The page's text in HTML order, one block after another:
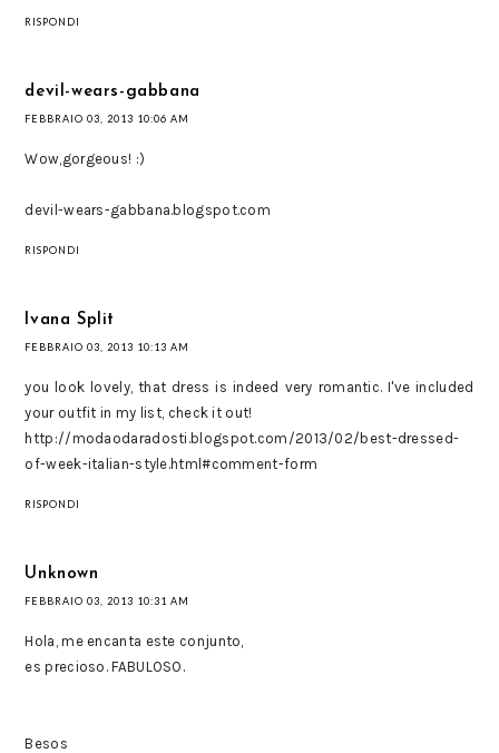
RISPONDI
devil-wears-gabbana
FEBBRAIO 03, 2013 10:06 AM
Wow,gorgeous! :)
devil-wears-gabbana.blogspot.com
RISPONDI
Ivana Split
FEBBRAIO 03, 2013 10:13 AM
you look lovely, that dress is indeed very romantic. I've included
your outfit in my list, check it out!
http://modaodaradosti.blogspot.com/2013/02/best-dressed-
of-week-italian-style.html#comment-form
RISPONDI
Unknown
FEBBRAIO 03, 2013 10:31 AM
Hola, me encanta este conjunto,
es precioso. FABULOSO.
Besos